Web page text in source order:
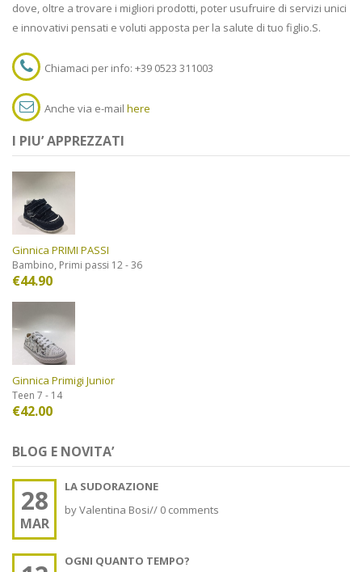
dove, oltre a trovare i migliori prodotti, poter usufruire di servizi unici
e innovativi pensati e voluti apposta per la salute di tuo figlio.S.
Chiamaci per info: +39 0523 311003
Anche via e-mail here
I PIU’ APPREZZATI
Ginnica PRIMI PASSI
Bambino, Primi passi 12 - 36
€44.90
Ginnica Primigi Junior
Teen 7 - 14
€42.00
BLOG E NOVITA’
28
MAR
LA SUDORAZIONE
byValentina Bosi// 0 comments
OGNI QUANTO TEMPO?